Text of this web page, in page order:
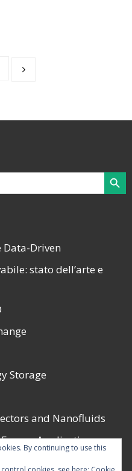
Search
Data-Driven
stato dell’arte e
Storage
and Nanofluids
Applications
nel 2022
By continuing to use this